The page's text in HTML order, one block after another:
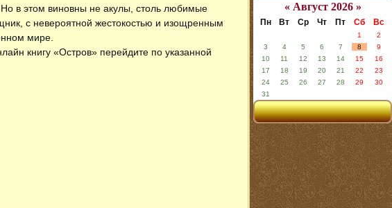
в этом виновны не акулы, столь любимые
с невероятной жестокостью и изощренным
мире.
книгу «Остров» перейдите по указанной
« Август 2026 »
Пн Вт Ср Чт Пт Сб Вс
1
2
3
4 5 6 7 8
9
10
11 12 13 14 15
16
17
18 19 20 21 22
23
24
25 26 27 28 29
30
31